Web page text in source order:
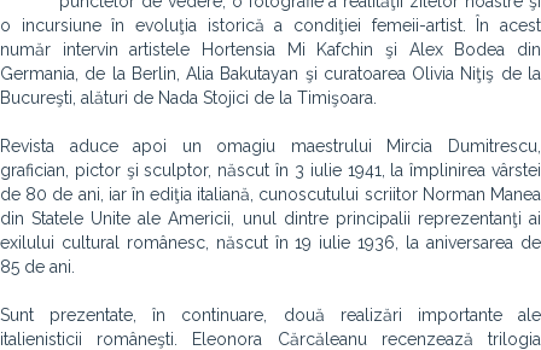
o incursiune în evoluţia istorică a condiţiei femeii-artist. În acest
număr intervin artistele Hortensia Mi Kafchin şi Alex Bodea din
Germania, de la Berlin, Alia Bakutayan şi curatoarea Olivia Niţiş de la
Bucureşti, alături de Nada Stojici de la Timişoara.
Revista aduce apoi un omagiu maestrului Mircia Dumitrescu,
grafician, pictor şi sculptor, născut în 3 iulie 1941, la împlinirea vârstei
de 80 de ani, iar în ediţia italiană, cunoscutului scriitor Norman Manea
din Statele Unite ale Americii, unul dintre principalii reprezentanţi ai
exilului cultural românesc, născut în 19 iulie 1936, la aniversarea de
85 de ani.
Sunt prezentate, în continuare, două realizări importante ale
italienisticii româneşti. Eleonora Cărcăleanu recenzează trilogia